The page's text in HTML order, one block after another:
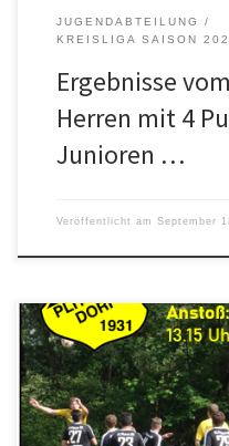
JUGENDABTEILUNG
KREISLIGA SAISON
Ergebnisse
Herren mit 4
Junioren …
Veröffentlicht am September
Am Sonntag, den 15.09.2022
Durmersheim ein gefährlicher
Binsenfeld. Zwar haben die